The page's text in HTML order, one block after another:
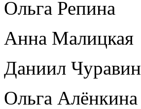
Ольга Репина
Анна Малицкая
Даниил Чуравин
Ольга Алёнкина